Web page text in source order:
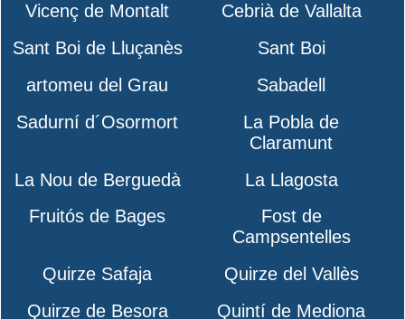
Vicenç de Montalt
Cebrià de Vallalta
Sant Boi de Lluçanès
Sant Boi
artomeu del Grau
Sabadell
Sadurní d´Osormort
La Pobla de
Claramunt
La Nou de Berguedà
La Llagosta
Fruitós de Bages
Fost de
Campsentelles
Quirze Safaja
Quirze del Vallès
Quirze de Besora
Quintí de Mediona